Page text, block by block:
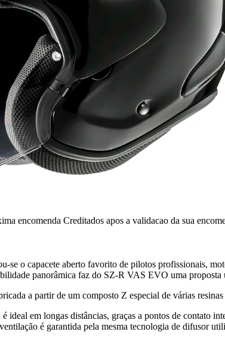
encomenda Creditados apos a validacao da sua
o capacete aberto favorito de pilotos profissionais,
panorâmica faz do SZ-R VAS EVO uma proposta
a partir de um composto Z especial de várias
em longas distâncias, graças a pontos de contato
é garantida pela mesma tecnologia de difusor